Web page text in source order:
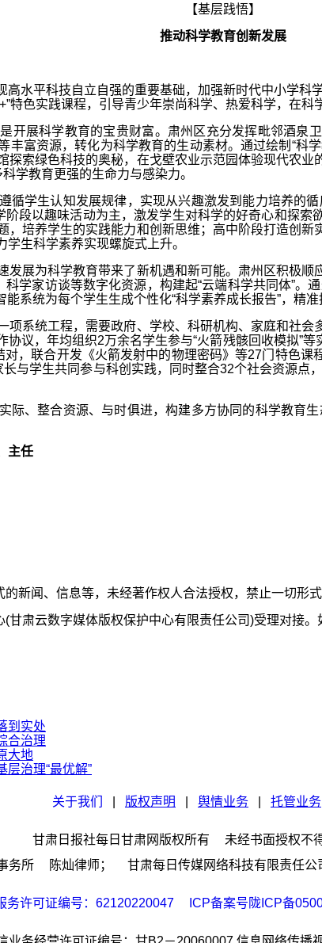
【基层践悟】
推动科学教育创新发展
平科技自立自强的重要基础，加强新时代中小学科
特色实践课程，引导青少年崇尚科学、热爱科学，在科
展科学教育的宝贵财富。肃州区充分发挥毗邻酒泉
富资源，转化为科学教育的生动素材。通过绘制“科
索绿色科技的奥秘，在戈壁农业示范园体验现代农
学教育更强的生命力与感染力。
学生认知发展规律，实现从兴趣激发到能力培养的
段以趣味活动为主，激发学生对科学的好奇心和探索
培养学生的实践能力和创新思维；高中阶段打造创
生科学素养实现螺旋式上升。
为科学教育带来了新机遇和新可能。肃州区积极顺
学家访谈等数字化资源，构建起“云端科学共同体”。
系统为每个学生生成个性化“科学素养成长报告”，精准
统工程，需要政府、学校、科研机构、家庭和社会
议，年均组织2万余名学生参与“火箭残骸回收模拟”
，联合开发《火箭发射中的物理密码》等27门特色
与学生共同参与科创实践，同时整合32个社会资源点
、整合资源、与时俱进，构建多方协同的科学教育
主任
新闻、信息等，未经著作权人合法授权，禁止一切形
肃云数字媒体版权保护中心有限责任公司)受理对接
到实处
合治理
大地
治理“最优解”
关于我们 版权声明 舆情业务 托管业务
甘肃日报社每日甘肃网版权所有
未经书面授权不
事务所 陈灿律师； 甘肃每日传媒网络科技有限责任
务许可证编号：62120220047 ICP备案号陇ICP备